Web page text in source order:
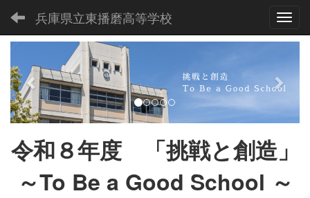
兵庫県立東播磨高等学校
r
e
v
i
o
u
s
e
x
t
令和８年度 「挑戦と創造」
～To Be a Good School ～